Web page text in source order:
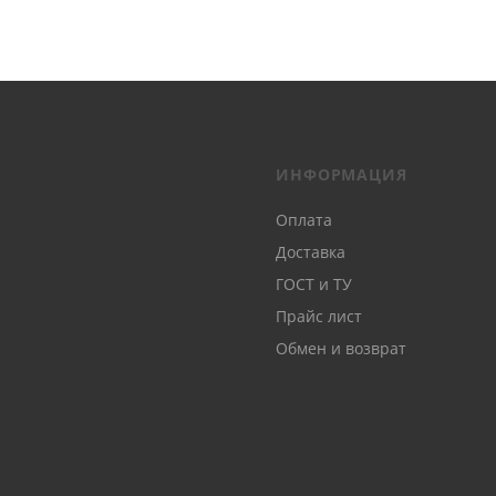
ИНФОРМАЦИЯ
Оплата
Доставка
ГОСТ и ТУ
Прайс лист
Обмен и возврат